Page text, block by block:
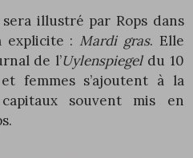
illustré par Rops dans
explicite : Mardi gras. Elle
de l’Uylenspiegeldu 10
femmes s’ajoutent à la
souvent mis en